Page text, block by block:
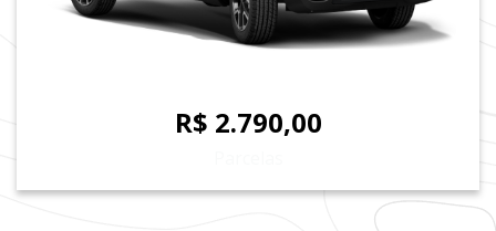
R$ 2.790,00